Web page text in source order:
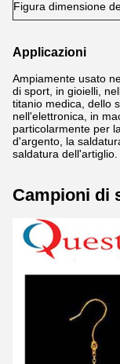
Figura dimensione
Applicazioni
Ampiamente usato
di sport, in gioielli,
titanio medica, dello
nell'elettronica, in
particolarmente per
d'argento, la
saldatura dell'artiglio.
Campioni di